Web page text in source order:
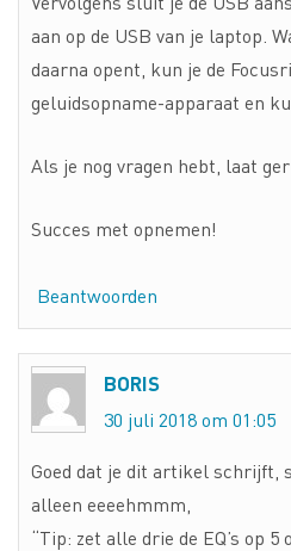
aan op de USB van je laptop.
daarna opent, kun je de
geluidsopname-apparaat en
Als je nog vragen hebt, laat
Succes met opnemen!
Beantwoorden
BORIS
30 juli 2018 om 01:05
Goed dat je dit artikel schrijft,
alleen eeeehmmm,
“Tip: zet alle drie de EQ’s op